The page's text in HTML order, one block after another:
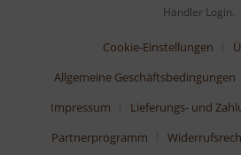
Händler Login.
Cookie-Einstellungen
Allgemeine Geschäftsbedingungen
Impressum
Lieferungs- und
Partnerprogramm